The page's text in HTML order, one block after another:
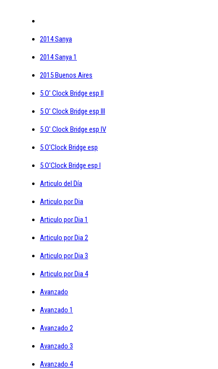
2014 Sanya
2014 Sanya 1
2015 Buenos Aires
5 O' Clock Bridge esp II
5 O' Clock Bridge esp III
5 O' Clock Bridge esp IV
5 O'Clock Bridge esp
5 O'Clock Bridge esp I
Articulo del Día
Articulo por Dia
Articulo por Dia 1
Articulo por Dia 2
Articulo por Dia 3
Articulo por Dia 4
Avanzado
Avanzado 1
Avanzado 2
Avanzado 3
Avanzado 4